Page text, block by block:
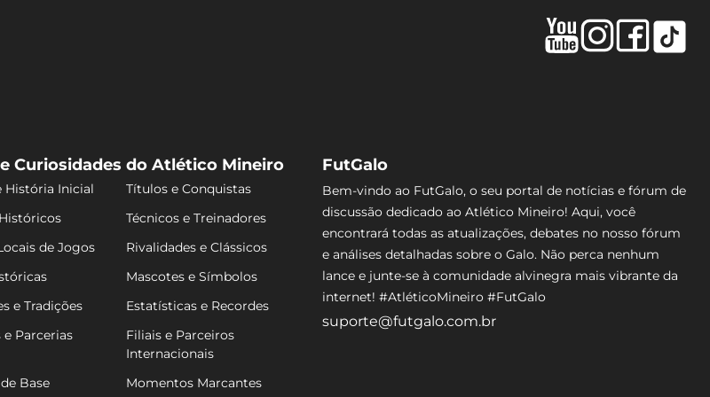
Curiosidades do Atlético Mineiro
História Inicial
Títulos e Conquistas
Técnicos e Treinadores
de Jogos
Rivalidades e Clássicos
Mascotes e Símbolos
e Tradições
Estatísticas e Recordes
Parcerias
Filiais e Parceiros
Internacionais
Base
Momentos Marcantes
FutGalo
Bem-vindo ao FutGalo, o seu portal de notícias e fórum de
discussão dedicado ao Atlético Mineiro! Aqui, você
encontrará todas as atualizações, debates no nosso fórum
e análises detalhadas sobre o Galo. Não perca nenhum
lance e junte-se à comunidade alvinegra mais vibrante da
internet! #AtléticoMineiro #FutGalo
suporte@futgalo.com.br